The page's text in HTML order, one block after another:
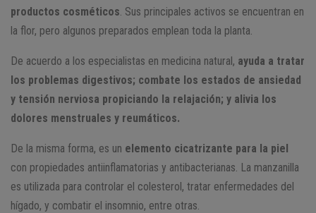
productos cosméticos . Sus principales activos se encuentran en
la flor, pero algunos preparados emplean toda la planta.
De acuerdo a los especialistas en medicina natural, ayuda a tratar
los problemas digestivos; combate los estados de ansiedad
y tensión nerviosa propiciando la relajación; y alivia los
dolores menstruales y reumáticos.
De la misma forma, es un elemento cicatrizante para la piel
con propiedades antiinflamatorias y antibacterianas. La manzanilla
es utilizada para controlar el colesterol, tratar enfermedades del
hígado, y combatir el insomnio, entre otras.